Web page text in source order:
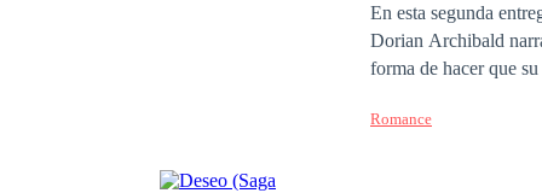
En esta segunda
Dorian Archibald
forma de hacer que
diferentes se
Romance